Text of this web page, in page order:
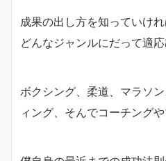
成果の出し方を知っていけれ
どんなジャンルにだって適応
ボクシング、柔道、マラソ
ィング、そんでコーチング